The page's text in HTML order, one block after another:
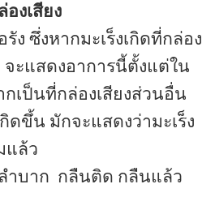
องเสียง
รัง ซึ่งหากมะเร็งเกิดที่กล่อง
จะแสดงอาการนี้ตั้งแต่ใน
กเป็นที่กล่องเสียงส่วนอื่น
ดขึ้น มักจะแสดงว่ามะเร็ง
แล้ว
ำบาก กลืนติด กลืนแล้ว